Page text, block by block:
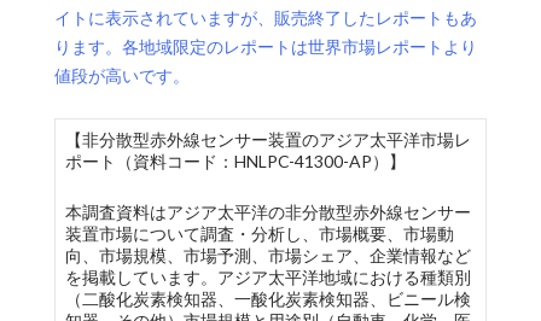
イトに表示されていますが、販売終了したレポートもあ
ります。各地域限定のレポートは世界市場レポートより
値段が高いです。
【非分散型赤外線センサー装置のアジア太平洋市場レ
ポート（資料コード：HNLPC-41300-AP）】
本調査資料はアジア太平洋の非分散型赤外線センサー
装置市場について調査・分析し、市場概要、市場動
向、市場規模、市場予測、市場シェア、企業情報など
を掲載しています。アジア太平洋地域における種類別
（二酸化炭素検知器、一酸化炭素検知器、ビニール検